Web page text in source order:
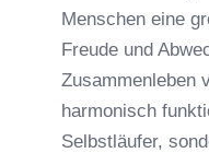
Menschen eine
Freude und
Zusammenleben
harmonisch
Selbstläufer,